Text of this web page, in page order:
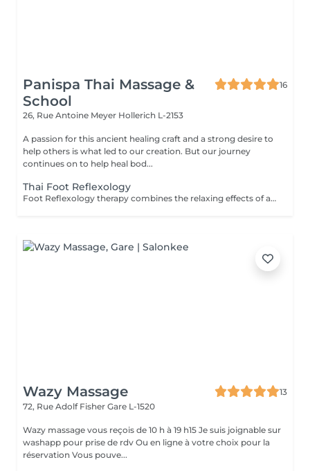
Panispa Thai Massage &
School
16
26, Rue Antoine Meyer Hollerich L-2153
A passion for this ancient healing craft and a strong desire to
help others is what led to our creation. But our journey
continues on to help heal bod...
Thai Foot Reflexology
Foot Reflexology therapy combines the relaxing effects of a foot and lower leg massage with reflexology or the stimulation of pressure points in the feet. Reflexology is an ancient therapeutic technique that frees up blocked energy in the body's energy lines, with the theory that sensory nerve endings in the feet are connected to muscles and organs throughout the body. Reflexology can be beneficial for the following: Pain relief Releasing stress & tension Revitalising energy levels Reducing anxiety Improving sleep Reflexology is not recommended for any one with heart or other serious medical conditions, broken feet/leg bones or pregnant women.
Wazy Massage
13
72, Rue Adolf Fisher Gare L-1520
Wazy massage vous reçois de 10 h à 19 h15 Je suis joignable sur
washapp pour prise de rdv Ou en ligne à votre choix pour la
réservation Vous pouve...